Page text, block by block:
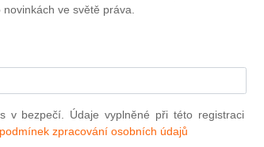
od 15. 4. 2015
ve světě práva.
v bezpečí. Údaje vyplněné při této registraci
podmínek zpracování osobních údajů